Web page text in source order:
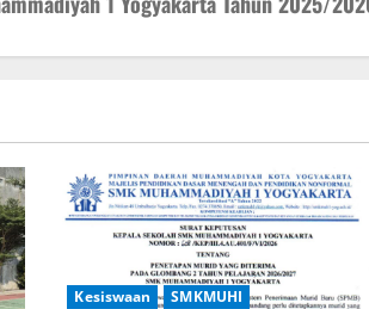
Kesiswaan SMKMUHI